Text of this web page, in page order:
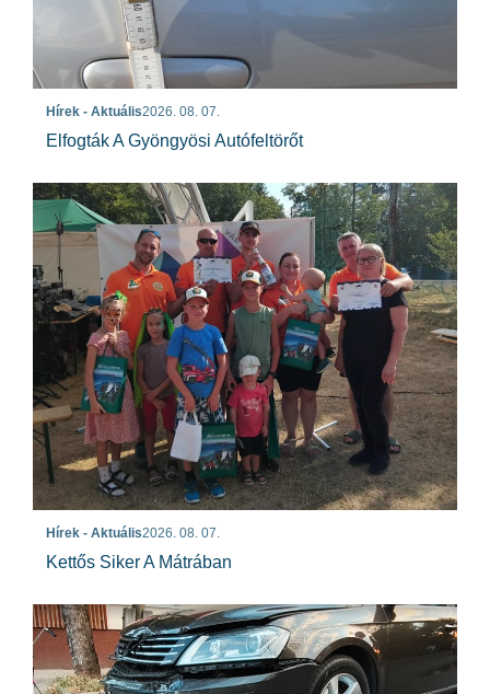
Hírek - Aktuális2026. 08. 07.
Elfogták A Gyöngyösi Autófeltörőt
Hírek - Aktuális2026. 08. 07.
Kettős Siker A Mátrában